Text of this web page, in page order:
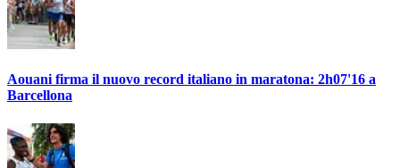
Aouani firma il nuovo record italiano in maratona: 2h07'16 a
Barcellona